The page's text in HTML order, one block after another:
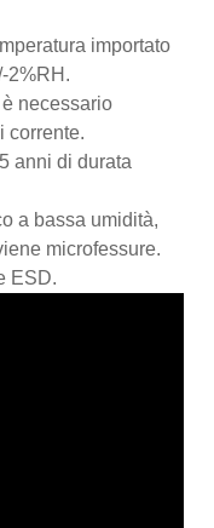
importato
2%RH.
necessario
corrente.
anni di durata
a bassa umidità,
microfessure.
ESD.